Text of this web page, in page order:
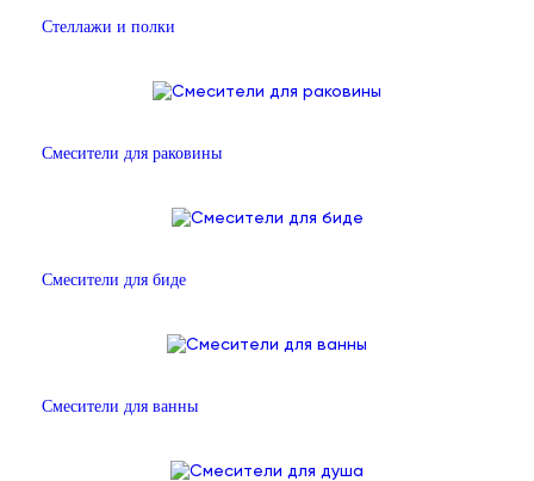
Стеллажи и полки
Смесители для раковины
Смесители для биде
Смесители для ванны